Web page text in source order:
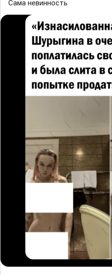
Сама невинность